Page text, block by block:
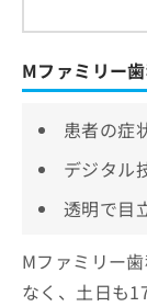
Mファミリー
患者の症
デジタル
透明で目
Mファミリー
なく、土日も